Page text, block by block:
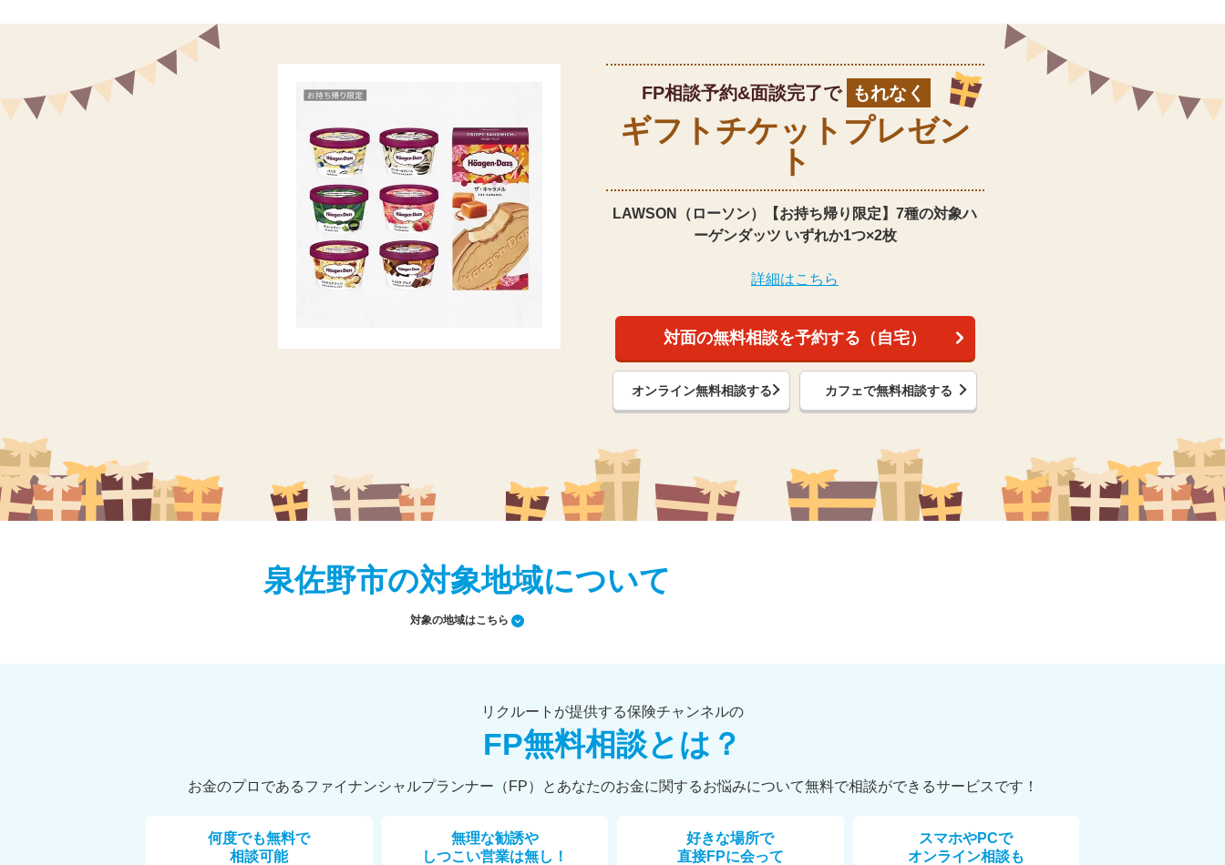
FP相談予約&面談完了で もれなく
ギフトチケット プレゼン
ト
LAWSON（ローソン）【お持ち帰り限定】 7種の対象ハ
ーゲンダッツ いずれか1つ×2枚
詳細はこちら
対面の無料相談を予約する（自宅）
オンライン無料相談する カフェで無料相談する
泉佐野市の対象地域について
対象の地域はこちら
リクルートが提供する保険チャンネルの
FP無料相談とは？
お金のプロであるファイナンシャルプランナー（FP）とあなたのお金に関するお悩みについて無料で相談ができるサービスです！
何度でも無料で
相談可能
無理な勧誘や
しつこい営業は無し！
好きな場所で
直接FPに会って
スマホやPCで
オンライン相談も